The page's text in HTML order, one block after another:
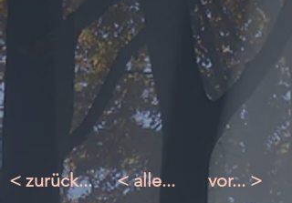
< zurück... < alle... vor... >